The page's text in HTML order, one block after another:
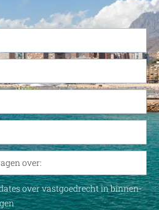
over vastgoedrecht in binnen-